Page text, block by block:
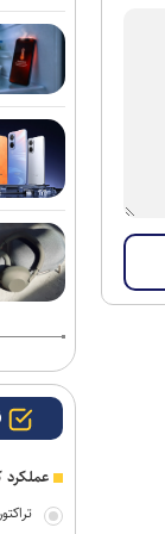
شمس
جذب
عملکرد
تراکتور